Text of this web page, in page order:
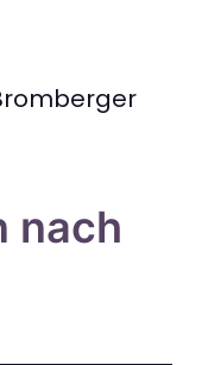
nach